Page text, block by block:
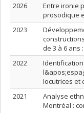
2026
Entre ironie
prosodique
2023
de 3 à 6 ans
2022
locutrices et
2021
Analyse
Montréal :